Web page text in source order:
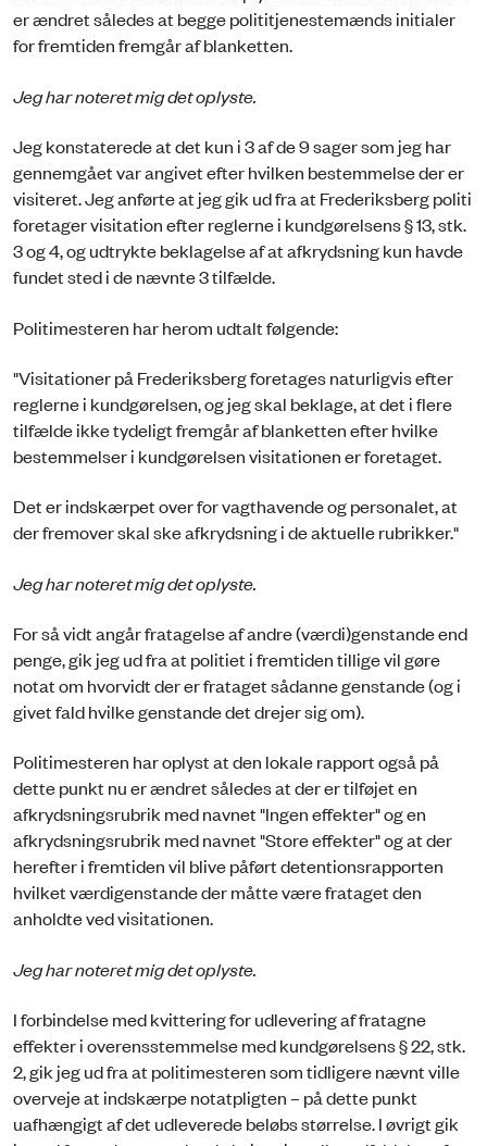
er ændret således at begge polititjenestemænds initialer
for fremtiden fremgår af blanketten.
Jeg har noteret mig det oplyste.
Jeg konstaterede at det kun i 3 af de 9 sager som jeg har
gennemgået var angivet efter hvilken bestemmelse der er
visiteret. Jeg anførte at jeg gik ud fra at Frederiksberg politi
foretager visitation efter reglerne i kundgørelsens § 13, stk.
3 og 4, og udtrykte beklagelse af at afkrydsning kun havde
fundet sted i de nævnte 3 tilfælde.
Politimesteren har herom udtalt følgende:
"Visitationer på Frederiksberg foretages naturligvis efter
reglerne i kundgørelsen, og jeg skal beklage, at det i flere
tilfælde ikke tydeligt fremgår af blanketten efter hvilke
bestemmelser i kundgørelsen visitationen er foretaget.
Det er indskærpet over for vagthavende og personalet, at
der fremover skal ske afkrydsning i de aktuelle rubrikker."
Jeg har noteret mig det oplyste.
For så vidt angår fratagelse af andre (værdi)genstande end
penge, gik jeg ud fra at politiet i fremtiden tillige vil gøre
notat om hvorvidt der er frataget sådanne genstande (og i
givet fald hvilke genstande det drejer sig om).
Politimesteren har oplyst at den lokale rapport også på
dette punkt nu er ændret således at der er tilføjet en
afkrydsningsrubrik med navnet "Ingen effekter" og en
afkrydsningsrubrik med navnet "Store effekter" og at der
herefter i fremtiden vil blive påført detentionsrapporten
hvilket værdigenstande der måtte være frataget den
anholdte ved visitationen.
Jeg har noteret mig det oplyste.
I forbindelse med kvittering for udlevering af fratagne
effekter i overensstemmelse med kundgørelsens § 22, stk.
2, gik jeg ud fra at politimesteren som tidligere nævnt ville
overveje at indskærpe notatpligten – på dette punkt
uafhængigt af det udleverede beløbs størrelse. I øvrigt gik